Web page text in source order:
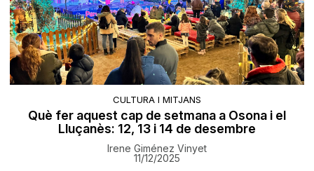
CULTURA I MITJANS
Què fer aquest cap de setmana a Osona i el
Lluçanès: 12, 13 i 14 de desembre
Irene Giménez Vinyet
11/12/2025